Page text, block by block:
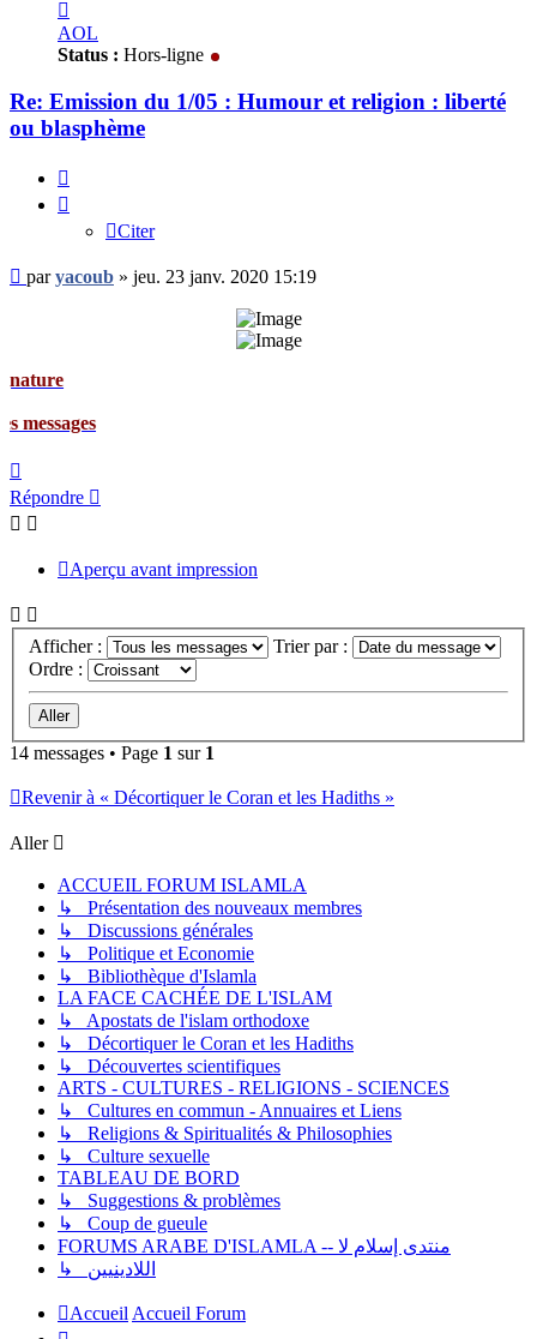
yacoub
AOL
Status : Hors-ligne
Re: Emission du 1/05 : Humour et religion : liberté
ou blasphème
Citer
Message
non
paryacoub » jeu. 23 janv. 2020 15:19
Répondre
Aperçu avant impression
Afficher :
Trier par :
Ordre :
14 messages • Page 1 sur 1
Revenir à « Décortiquer le Coran et les Hadiths »
Aller
ACCUEIL FORUM ISLAMLA
↳ Présentation des nouveaux membres
↳ Discussions générales
↳ Politique et Economie
↳ Bibliothèque d'Islamla
LA FACE CACHÉE DE L'ISLAM
↳ Apostats de l'islam orthodoxe
↳ Décortiquer le Coran et les Hadiths
↳ Découvertes scientifiques
ARTS - CULTURES - RELIGIONS - SCIENCES
↳ Cultures en commun - Annuaires et Liens
↳ Religions & Spiritualités & Philosophies
↳ Culture sexuelle
TABLEAU DE BORD
↳ Suggestions & problèmes
↳ Coup de gueule
FORUMS ARABE D'ISLAMLA -- منتدى إسلام لا
↳ اللادينيين
AccueilAccueil Forum